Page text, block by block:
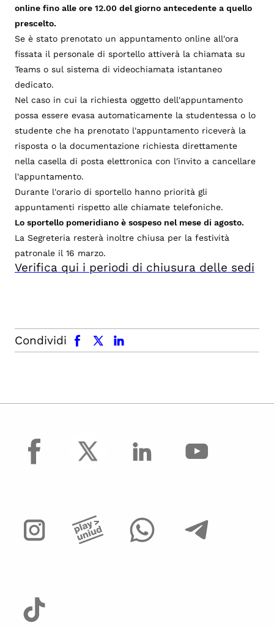
online fino alle ore 12.00 del giorno antecedente a quello
prescelto.
Se è stato prenotato un appuntamento online all'ora
fissata il personale di sportello attiverà la chiamata su
Teams o sul sistema di videochiamata istantaneo
dedicato.
Nel caso in cui la richiesta oggetto dell'appuntamento
possa essere evasa automaticamente la studentessa o lo
studente che ha prenotato l'appuntamento riceverà la
risposta o la documentazione richiesta direttamente
nella casella di posta elettronica con l'invito a cancellare
l'appuntamento.
Durante l'orario di sportello hanno priorità gli
appuntamenti rispetto alle chiamate telefoniche.
Lo sportello pomeridiano è sospeso nel mese di agosto.
La Segreteria resterà inoltre chiusa per la festività
patronale il 16 marzo.
Verifica qui i periodi di chiusura delle sedi
Condividi
facebook x.com linkedin
facebook